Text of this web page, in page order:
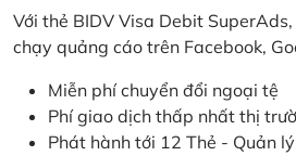
Với thẻ BIDV Visa Debit
chạy quảng cáo trên Facebook,
Miễn phí chuyển đổi ngoại tệ
Phí giao dịch thấp nhất thị
Phát hành tới 12 Thẻ - Quản